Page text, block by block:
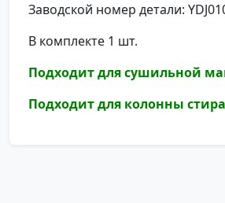
Заводской номер детали:
В комплекте 1 шт.
Подходит для сушильной
Подходит для колонны